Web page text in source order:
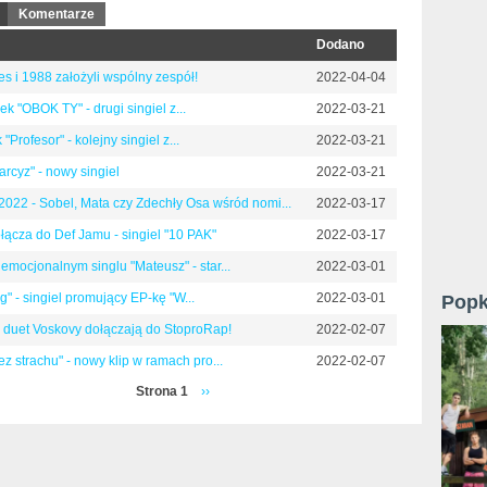
karta)
Komentarze
Dodano
i 1988 założyli wspólny zespół! 2022-04-04
"OBOK TY" - drugi singiel z... 2022-03-21
"Profesor" - kolejny singiel z... 2022-03-21
- nowy singiel 2022-03-21
- Sobel, Mata czy Zdechły Osa wśród nomi... 2022-03-17
do Def Jamu - singiel "10 PAK" 2022-03-17
singlu "Mateusz" - star... 2022-03-01
- singiel promujący EP-kę "W... 2022-03-01
Voskovy dołączają do StoproRap! 2022-02-07
strachu" - nowy klip w ramach pro...
2022-02-07
Strona 1
››